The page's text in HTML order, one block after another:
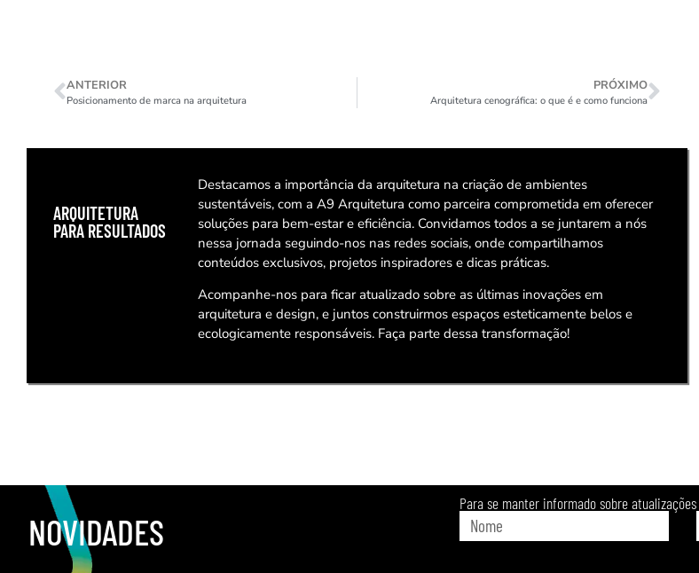
ANTERIOR
Posicionamento de marca na arquitetura
PRÓXIMO
Arquitetura cenográfica: o que é e como funciona
ARQUITETURA
PARA RESULTADOS
Destacamos a importância da arquitetura na criação de ambientes
sustentáveis, com a A9 Arquitetura como parceira comprometida em oferecer
soluções para bem-estar e eficiência. Convidamos todos a se juntarem a nós
nessa jornada seguindo-nos nas redes sociais, onde compartilhamos
conteúdos exclusivos, projetos inspiradores e dicas práticas.
Acompanhe-nos para ficar atualizado sobre as últimas inovações em
arquitetura e design, e juntos construirmos espaços esteticamente belos e
ecologicamente responsáveis. Faça parte dessa transformação!
NOVIDADES
Para se manter informado sobre